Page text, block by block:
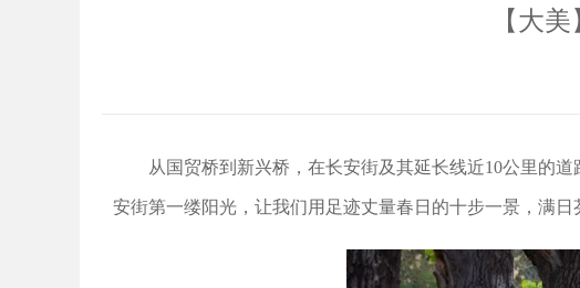
【大
从国贸桥到新兴桥，在长安街及其延长线近10公里的
安街第一缕阳光，让我们用足迹丈量春日的十步一景，满